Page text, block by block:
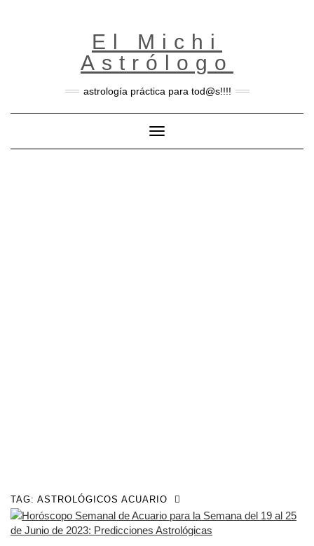
El Michi
Astrólogo
astrología práctica para tod@s!!!!
Toggle Navigation
TAG: ASTROLÓGICOS ACUARIO